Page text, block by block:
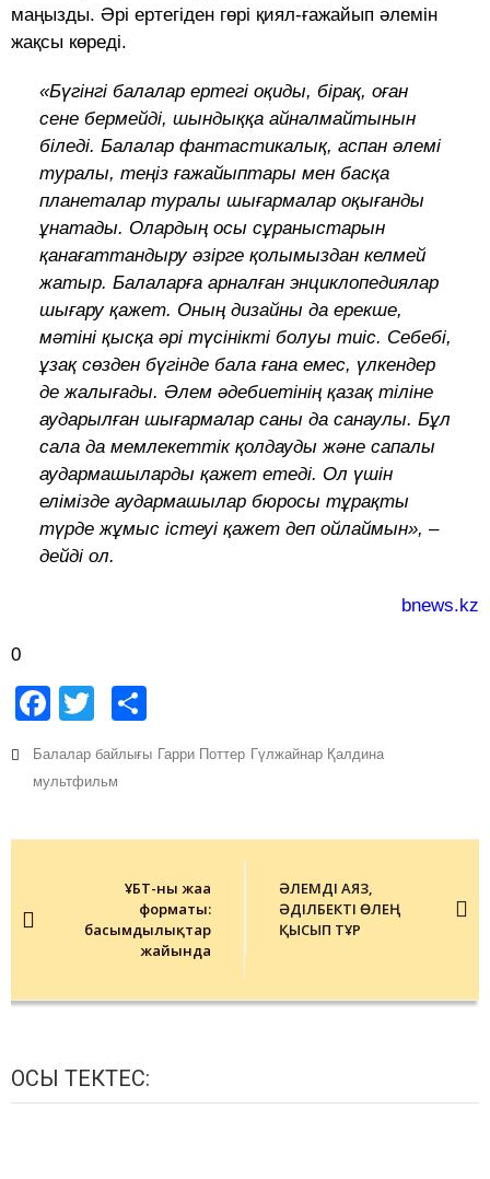
маңызды. Әрі ертегіден гөрі қиял-ғажайып әлемін
жақсы көреді.
«Бүгінгі балалар ертегі оқиды, бірақ, оған
сене бермейді, шындыққа айналмайтынын
біледі. Балалар фантастикалық, аспан әлемі
туралы, теңіз ғажайыптары мен басқа
планеталар туралы шығармалар оқығанды
ұнатады. Олардың осы сұраныстарын
қанағаттандыру әзірге қолымыздан келмей
жатыр. Балаларға арналған энциклопедиялар
шығару қажет. Оның дизайны да ерекше,
мәтіні қысқа әрі түсінікті болуы тиіс. Себебі,
ұзақ сөзден бүгінде бала ғана емес, үлкендер
де жалығады. Әлем әдебиетінің қазақ тіліне
аударылған шығармалар саны да санаулы. Бұл
сала да мемлекеттік қолдауды және сапалы
аудармашыларды қажет етеді. Ол үшін
елімізде аудармашылар бюросы тұрақты
түрде жұмыс істеуі қажет деп ойлаймын», –
дейді ол.
bnews.kz
0
Facebook
Twitter
Балалар байлығы Гарри Поттер Гүлжайнар Қалдина
мультфильм
navigationҰБТ-ның жаңа
форматы:
басымдылықтар
жайында
ӘЛЕМДІ АЯЗ,
ӘДІЛБЕКТІ ӨЛЕҢ
ҚЫСЫП ТҰР
ОСЫ ТЕКТЕС: